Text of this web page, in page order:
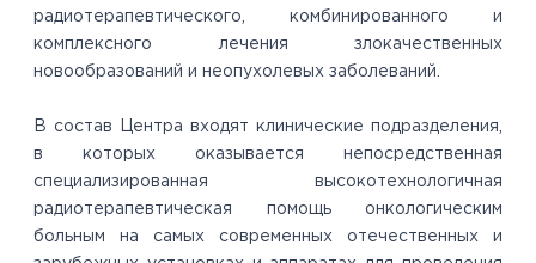
радиотерапевтического, комбинированного и
комплексного лечения злокачественных
новообразований и неопухолевых заболеваний.
В состав Центра входят клинические подразделения,
в которых оказывается непосредственная
специализированная высокотехнологичная
радиотерапевтическая помощь онкологическим
больным на самых современных отечественных и